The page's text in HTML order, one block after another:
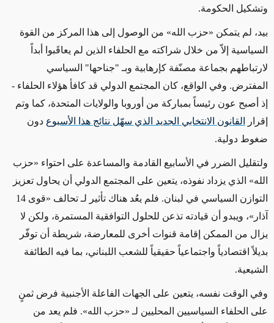
وتشكيل الحكومة.
بيد، لم يتمكن «حزب الله» من الوصول إلى هذا المركز من القوة
السياسية إلاّ من خلال شراكته مع الحلفاء الذين لم يعاقَبوا أبداً
لارتباطهم بجماعة مصنّفة كإرهابية وبـ "جناحها" السياسي
المفترض. وفي الواقع، كان المجتمع الدولي قد كافأ هؤلاء الحلفاء -
إذ أصبح عون رئيساً بمباركة من أوروبا والولايات المتحدة، كما وتم
إقرار
القانون الانتخابي الجديد الذي سهّل نتائج هذا الأسبوع دون
ضغوط دولية.
ولتقليل الضرر في الأسابيع القادمة والمساعدة على احتواء «حزب
الله» الذي يزداد نفوذه، يتعين على المجتمع الدولي أن يحاول تعزيز
التوازن السياسي في لبنان. فلم يعُد هناك تأثير لـ تحالف «قوى 14
آذار»، ويبدو أن قيادته تذعن للحلول التوافقية المستمرة، ولكن لا
يزال من الممكن إقامة قنوات أخرى للمعارضة، شريطة أن توفّر
بديلاً اقتصادياً واجتماعياً حقيقياً للشعب اللبناني، بما فيه الطائفة
الشيعية.
وفي الوقت نفسه، يتعين على الجهات الفاعلة الأجنبية فرض ثمنٍ
على الحلفاء السياسيين المحليين لـ «حزب الله». فلم يعد من